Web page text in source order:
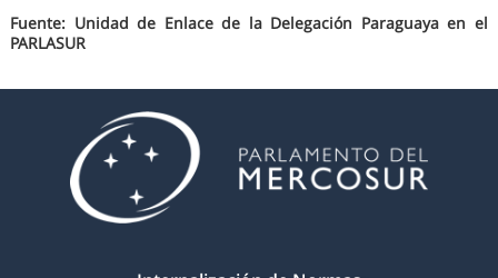
Fuente: Unidad de Enlace de la Delegación Paraguaya en el
PARLASUR